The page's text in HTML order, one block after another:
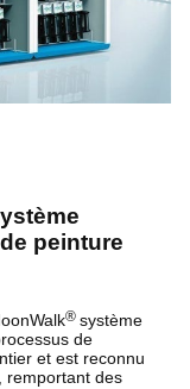
peinture
® système
de
et est reconnu
remportant des